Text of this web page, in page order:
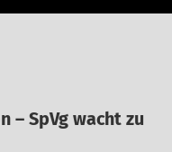
– SpVg wacht zu